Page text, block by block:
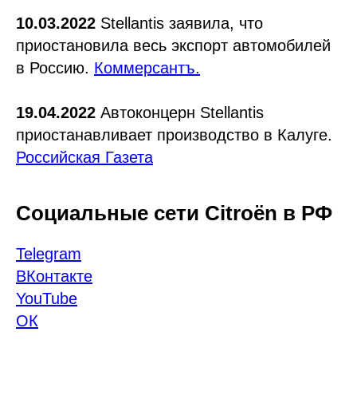
10.03.2022 Stellantis заявила, что
приостановила весь экспорт автомобилей
в Россию. Коммерсантъ.
19.04.2022 Автоконцерн Stellantis
приостанавливает производство в Калуге.
Российская Газета
Социальные сети Citroёn в РФ
Telegram
ВКонтакте
YouTube
ОК